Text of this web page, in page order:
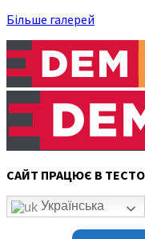
Більше галерей
САЙТ ПРАЦЮЄ В
Українська